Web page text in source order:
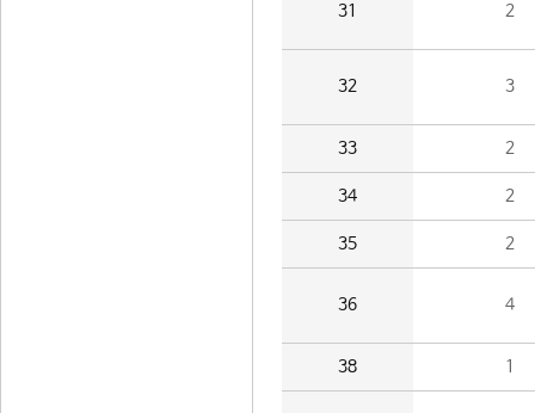
31 2
32 3
33 2
34 2
35 2
36 4
38 1